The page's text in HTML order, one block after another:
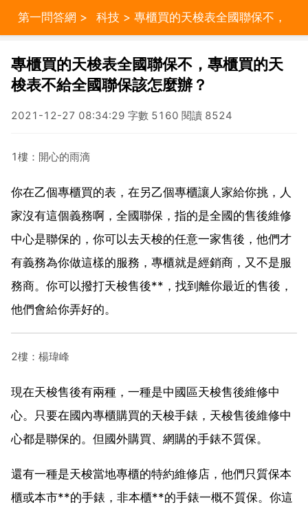
第一問答網 > 科技 > 專櫃買的天梭表全國聯保不，
專櫃買的天梭表不給全國聯保該怎麼辦？
專櫃買的天梭表全國聯保不，專櫃買的天
梭表不給全國聯保該怎麼辦？
2021-12-27 08:34:29 字數 5160 閱讀 8524
1樓：開心的雨滴
你在乙個專櫃買的表，在另乙個專櫃讓人家給你挑，人
家沒有這個義務啊，全國聯保，指的是全國的售後維修
中心是聯保的，你可以去天梭的任意一家售後，他們才
有義務為你做這樣的服務，專櫃就是經銷商，又不是服
務商。你可以撥打天梭售後**，找到離你最近的售後，
他們會給你弄好的。
2樓：楊瑋峰
現在天梭售後有兩種，一種是中國區天梭售後維修中
心。只要在國內專櫃購買的天梭手錶，天梭售後維修中
心都是聯保的。但國外購買、網購的手錶不質保。
還有一種是天梭當地專櫃的特約維修店，他們只質保本
櫃或本市**的手錶，非本櫃**的手錶一概不質保。你這